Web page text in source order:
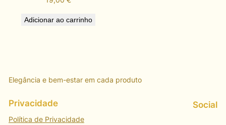
Adicionar ao carrinho
Elegância e bem-estar em cada produto
Privacidade
Política de Privacidade
Social